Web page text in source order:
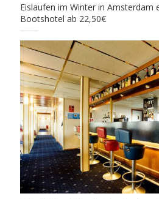
Eislaufen im Winter in Amsterdam
Bootshotel ab 22,50€